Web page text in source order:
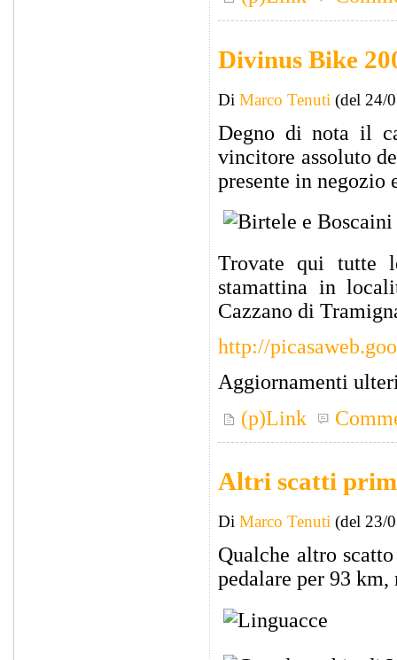
Divinus Bike
Di Marco Tenuti (del 24/
Degno di nota il
vincitore assoluto
presente in negozio
Trovate qui tutte
stamattina in
Cazzano di
http://
Aggiornamenti
(p)Link
Altri scatti
Di Marco Tenuti (del 23/
Qualche altro
pedalare per 93